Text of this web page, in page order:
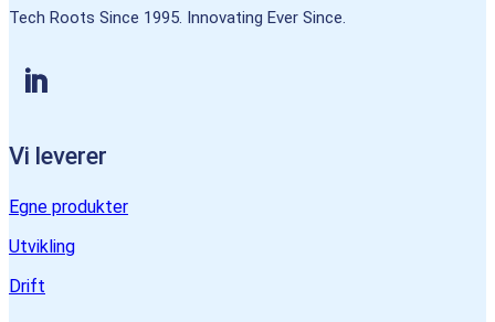
Tech Roots Since 1995. Innovating Ever Since.
Vi leverer
Egne produkter
Utvikling
Drift